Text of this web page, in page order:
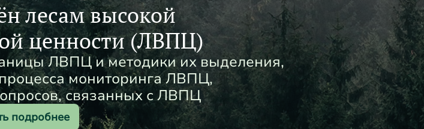
лесам высокой
ценности (ЛВПЦ)
ЛВПЦ и методики их выделения,
мониторинга ЛВПЦ,
связанных с ЛВПЦ
подробнее